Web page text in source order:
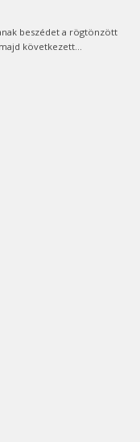
beszédet a rögtönzött
következett...